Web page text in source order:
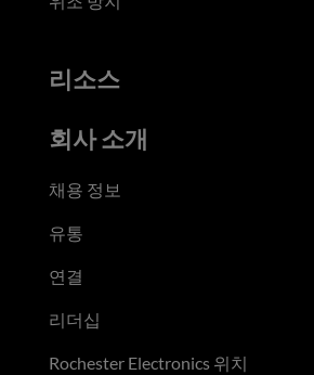
리소스
회사 소개
채용 정보
유통
연결
리더십
Rochester Electronics 위치